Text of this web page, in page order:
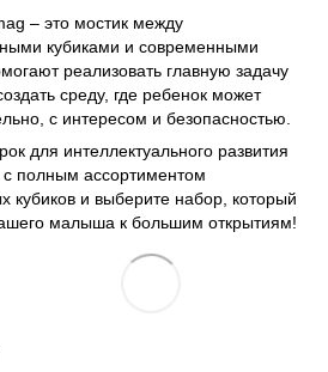
– это мостик между
кубиками и современными
реализовать главную задачу
среду, где ребенок может
с интересом и безопасностью.
для интеллектуального развития
с полным ассортиментом
кубиков и выберите набор, который
малыша к большим открытиям!